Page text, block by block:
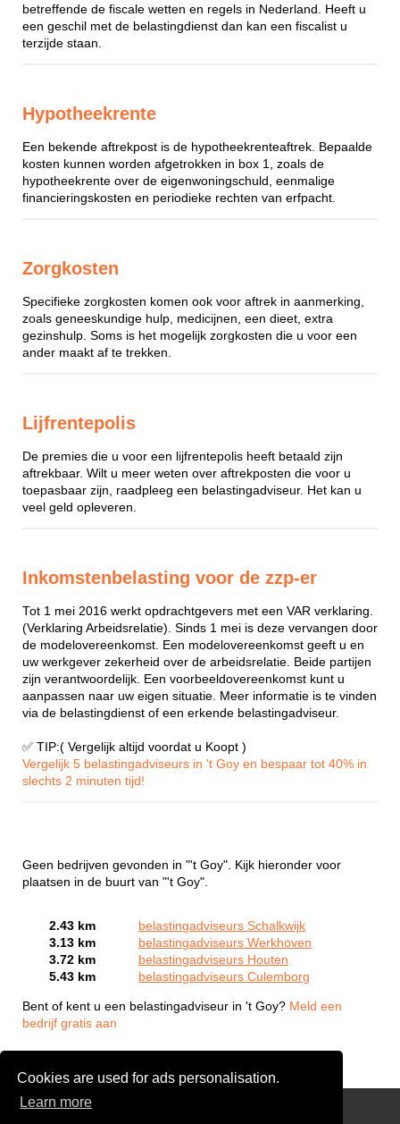
Cookies are used for ads personalisation.
Learn more
betreffende de fiscale wetten en regels in Nederland. Heeft u
een geschil met de belastingdienst dan kan een fiscalist u
terzijde staan.
Hypotheekrente
Een bekende aftrekpost is de hypotheekrenteaftrek. Bepaalde
kosten kunnen worden afgetrokken in box 1, zoals de
hypotheekrente over de eigenwoningschuld, eenmalige
financieringskosten en periodieke rechten van erfpacht.
Zorgkosten
Specifieke zorgkosten komen ook voor aftrek in aanmerking,
zoals geneeskundige hulp, medicijnen, een dieet, extra
gezinshulp. Soms is het mogelijk zorgkosten die u voor een
ander maakt af te trekken.
Lijfrentepolis
De premies die u voor een lijfrentepolis heeft betaald zijn
aftrekbaar. Wilt u meer weten over aftrekposten die voor u
toepasbaar zijn, raadpleeg een belastingadviseur. Het kan u
veel geld opleveren.
Inkomstenbelasting voor de zzp-er
Tot 1 mei 2016 werkt opdrachtgevers met een VAR verklaring.
(Verklaring Arbeidsrelatie). Sinds 1 mei is deze vervangen door
de modelovereenkomst. Een modelovereenkomst geeft u en
uw werkgever zekerheid over de arbeidsrelatie. Beide partijen
zijn verantwoordelijk. Een voorbeeldovereenkomst kunt u
aanpassen naar uw eigen situatie. Meer informatie is te vinden
via de belastingdienst of een erkende belastingadviseur.
✅ TIP:( Vergelijk altijd voordat u Koopt )
Vergelijk 5 belastingadviseurs in 't Goy en bespaar tot 40% in
slechts 2 minuten tijd!
Geen bedrijven gevonden in "'t Goy". Kijk hieronder voor
plaatsen in de buurt van "'t Goy".
2.43 km
belastingadviseurs Schalkwijk
3.13 km
belastingadviseurs Werkhoven
3.72 km
belastingadviseurs Houten
5.43 km
belastingadviseurs Culemborg
Bent of kent u een belastingadviseur in 't Goy? Meld een
bedrijf gratis aan
Links